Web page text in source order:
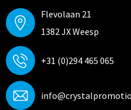
Flevolaan 21
1382 JX Weesp
+31 (0)294 465 065